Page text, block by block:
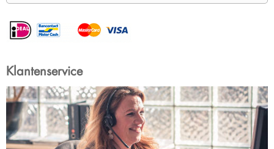
Klantenservice